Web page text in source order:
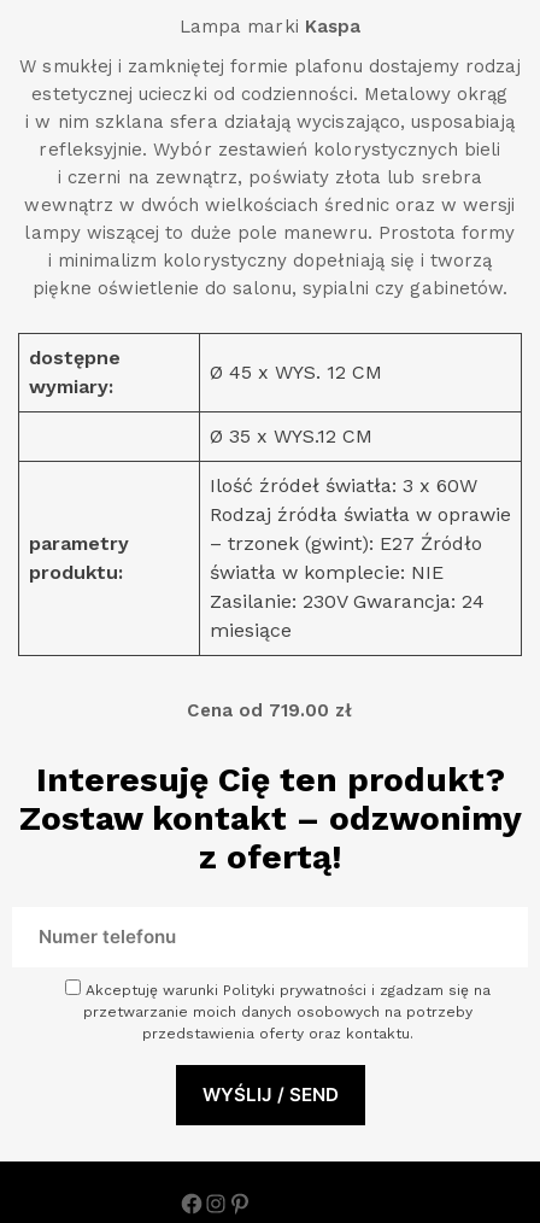
Lampa marki Kaspa
W smukłej i zamkniętej formie plafonu dostajemy rodzaj
estetycznej ucieczki od codzienności. Metalowy okrąg
i w nim szklana sfera działają wyciszająco, usposabiają
refleksyjnie. Wybór zestawień kolorystycznych bieli
i czerni na zewnątrz, poświaty złota lub srebra
wewnątrz w dwóch wielkościach średnic oraz w wersji
lampy wiszącej to duże pole manewru. Prostota formy
i minimalizm kolorystyczny dopełniają się i tworzą
piękne oświetlenie do salonu, sypialni czy gabinetów.
dostępne
wymiary:
Ø 45 x WYS. 12 CM
Ø 35 x WYS.12 CM
parametry
produktu:
Ilość źródeł światła: 3 x 60W
Rodzaj źródła światła w oprawie
– trzonek (gwint): E27 Źródło
światła w komplecie: NIE
Zasilanie: 230V Gwarancja: 24
miesiące
Cena od 719.00 zł
Interesuję Cię ten produkt?
Zostaw kontakt – odzwonimy
z ofertą!
Akceptuję warunki Polityki prywatności i zgadzam się na
przetwarzanie moich danych osobowych na potrzeby
przedstawienia oferty oraz kontaktu.
Facebook Instagram Pinterest